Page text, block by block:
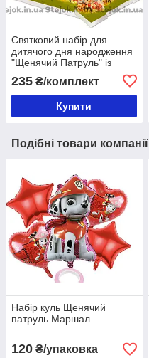
Святковий набір для
дитячого дня народження
"Щенячий Патруль" із
235 ₴/комплект
Купити
Подібні товари компанії
Набір куль Щенячий
патруль Маршал
120 ₴/упаковка